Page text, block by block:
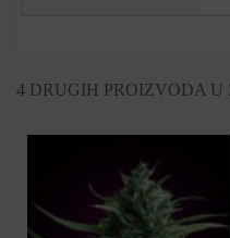
4 DRUGIH PROIZVODA U